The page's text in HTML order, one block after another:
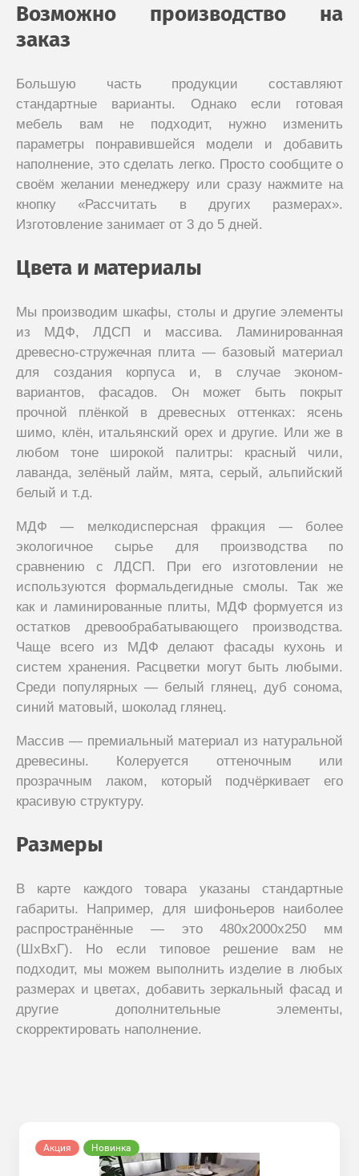
Возможно производство на
заказ
Большую часть продукции составляют
стандартные варианты. Однако если готовая
мебель вам не подходит, нужно изменить
параметры понравившейся модели и добавить
наполнение, это сделать легко. Просто сообщите о
своём желании менеджеру или сразу нажмите на
кнопку «Рассчитать в других размерах».
Изготовление занимает от 3 до 5 дней.
Цвета и материалы
Мы производим шкафы, столы и другие элементы
из МДФ, ЛДСП и массива. Ламинированная
древесно-стружечная плита — базовый материал
для создания корпуса и, в случае эконом-
вариантов, фасадов. Он может быть покрыт
прочной плёнкой в древесных оттенках: ясень
шимо, клён, итальянский орех и другие. Или же в
любом тоне широкой палитры: красный чили,
лаванда, зелёный лайм, мята, серый, альпийский
белый и т.д.
МДФ — мелкодисперсная фракция — более
экологичное сырье для производства по
сравнению с ЛДСП. При его изготовлении не
используются формальдегидные смолы. Так же
как и ламинированные плиты, МДФ формуется из
остатков древообрабатывающего производства.
Чаще всего из МДФ делают фасады кухонь и
систем хранения. Расцветки могут быть любыми.
Среди популярных — белый глянец, дуб сонома,
синий матовый, шоколад глянец.
Массив — премиальный материал из натуральной
древесины. Колеруется оттеночным или
прозрачным лаком, который подчёркивает его
красивую структуру.
Размеры
В карте каждого товара указаны стандартные
габариты. Например, для шифоньеров наиболее
распространённые — это 480x2000x250 мм
(ШxВxГ). Но если типовое решение вам не
подходит, мы можем выполнить изделие в любых
размерах и цветах, добавить зеркальный фасад и
другие дополнительные элементы,
скорректировать наполнение.
Акция Новинка